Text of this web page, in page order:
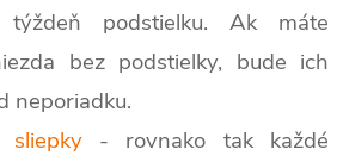
podstielku. Ak máte
bez podstielky, bude ich
neporiadku.
- rovnako tak každé